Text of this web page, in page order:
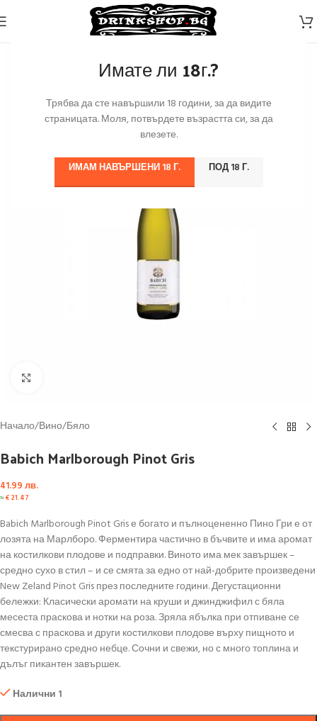
Имате ли 18г.?
Трябва да сте навършили 18 години, за да видите
страницата. Моля, потвърдете възрастта си, за да
влезете.
ИМАМ НАВЪРШЕНИ 18 Г. ПОД 18 Г.
Начало/Вино/Бяло
Babich Marlborough Pinot Gris
41.99 лв.
≈€21.47
Babich Marlborough Pinot Gris е богато и пълноцененно Пино Гри е от
лозята на Марлборо. Ферментира частично в бъчвите и има аромат
на костилкови плодове и подправки. Виното има мек завършек –
средно сухо в стил – и се смята за едно от най-добрите произведени
New Zeland Pinot Gris през последните години. Дегустационни
бележки: Класически аромати на круши и джинджифил с бяла
месеста праскова и нотки на роза. Зряла ябълка при отпиване се
смесва с праскова и други костилкови плодове върху пищното и
текстурирано средно небце. Сочни и свежи, но с много топлина и
дълъг пикантен завършек.
Налични 1